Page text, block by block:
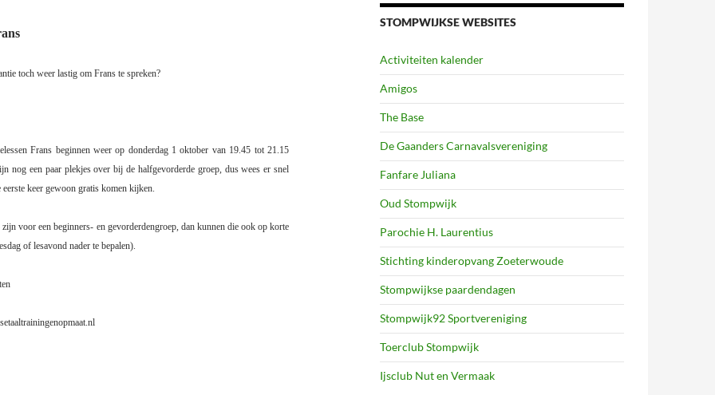
toch weer lastig om Frans te spreken?
Frans beginnen weer op donderdag 1 oktober van 19.45 tot 21.15
nog een paar plekjes over bij de halfgevorderde groep, dus wees er snel
keer gewoon gratis komen kijken.
voor een beginners- en gevorderdengroep, dan kunnen die ook op korte
of lesavond nader te bepalen).
STOMPWIJKSE WEBSITES
Activiteiten kalender
Amigos
The Base
De Gaanders Carnavalsvereniging
Fanfare Juliana
Oud Stompwijk
Parochie H. Laurentius
Stichting kinderopvang Zoeterwoude
Stompwijkse paardendagen
Stompwijk92 Sportvereniging
Toerclub Stompwijk
Ijsclub Nut en Vermaak